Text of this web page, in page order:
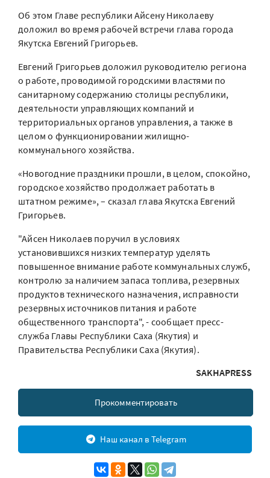
Об этом Главе республики Айсену Николаеву
доложил во время рабочей встречи глава города
Якутска Евгений Григорьев.
Евгений Григорьев доложил руководителю региона
о работе, проводимой городскими властями по
санитарному содержанию столицы республики,
деятельности управляющих компаний и
территориальных органов управления, а также в
целом о функционировании жилищно-
коммунального хозяйства.
«Новогодние праздники прошли, в целом, спокойно,
городское хозяйство продолжает работать в
штатном режиме», – сказал глава Якутска Евгений
Григорьев.
"Айсен Николаев поручил в условиях
установившихся низких температур уделять
повышенное внимание работе коммунальных служб,
контролю за наличием запаса топлива, резервных
продуктов технического назначения, исправности
резервных источников питания и работе
общественного транспорта", - сообщает пресс-
служба Главы Республики Саха (Якутия) и
Правительства Республики Саха (Якутия).
SAKHAPRESS
Прокомментировать
Наш канал в Telegram